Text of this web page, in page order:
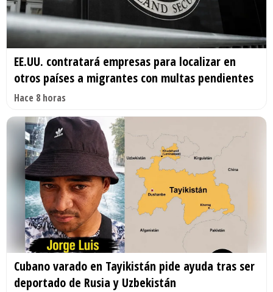
EE.UU. contratará empresas para localizar en
otros países a migrantes con multas pendientes
Hace 8 horas
Cubano varado en Tayikistán pide ayuda tras ser
deportado de Rusia y Uzbekistán